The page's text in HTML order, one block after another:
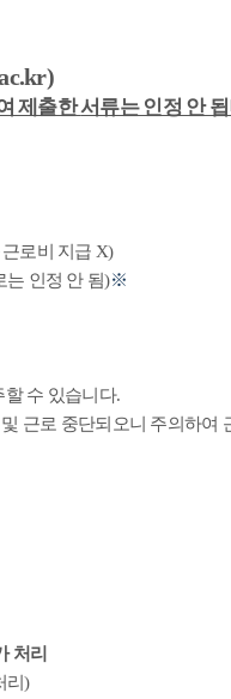
제출한서류는 인정 안
로비 지급 X)
는 인정 안 됨)※
할 수 있습니다.
근로 중단되오니 주의하여
처리
리)